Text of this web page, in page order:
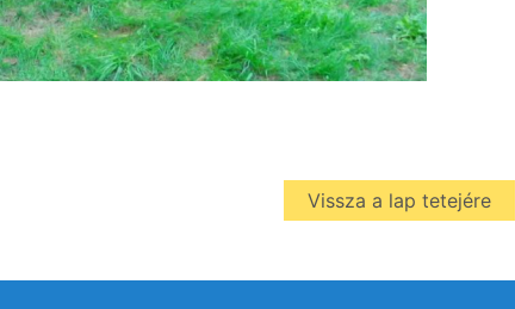
Vissza a lap tetejére